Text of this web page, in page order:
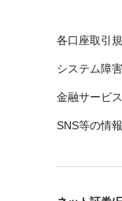
各口座取引
システム障
金融サービ
SNS等の情